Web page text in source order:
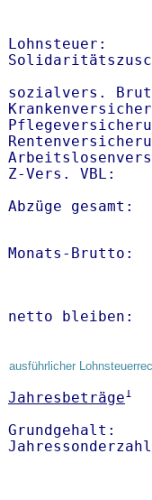
Lohnsteuer:
sozialvers.
Z-Vers. VBL:
Abzüge
netto
ausführlicher
Jahresbeträge1
Grundgehalt: